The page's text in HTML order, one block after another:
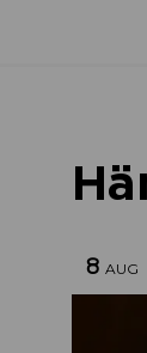
8 AUG